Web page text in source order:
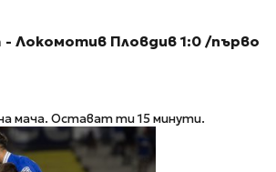
- Локомотив Пловдив 1:0 /първо
на мача. Остават ти 15 минути.